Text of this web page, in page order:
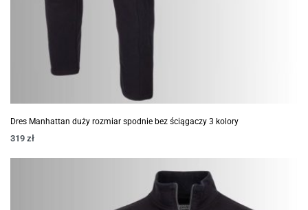
Dres Manhattan duży rozmiar spodnie bez ściągaczy 3 kolory
319 zł